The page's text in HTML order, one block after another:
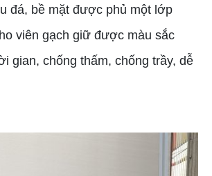
đá, bề mặt được phủ một lớp
viên gạch giữ được màu sắc
gian, chống thấm, chống trầy, dễ